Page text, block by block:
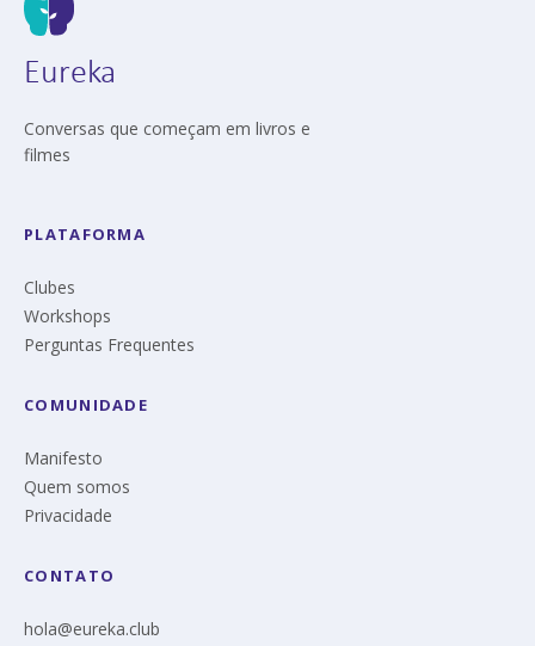
Eureka
Conversas que começam em livros e
filmes
PLATAFORMA
Clubes
Workshops
Perguntas Frequentes
COMUNIDADE
Manifesto
Quem somos
Privacidade
CONTATO
hola@eureka.club